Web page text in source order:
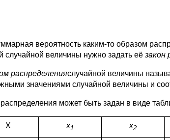
вероятность каким-то образом
случайной величины нужно задать её закон
распределенияслучайной величины
значениями случайной величины и
может быть задан в виде
X x1 x2